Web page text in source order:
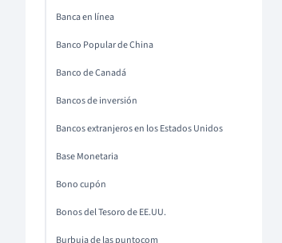
Banca en línea
Banco Popular de China
Banco de Canadá
Bancos de inversión
Bancos extranjeros en los Estados Unidos
Base Monetaria
Bono cupón
Bonos del Tesoro de EE.UU.
Burbuja de las puntocom